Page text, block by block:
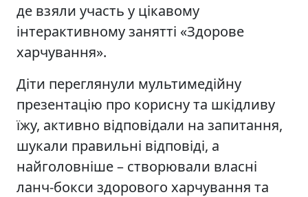
де взяли участь у цікавому
інтерактивному занятті «Здорове
харчування».
Діти переглянули мультимедійну
презентацію про корисну та шкідливу
їжу, активно відповідали на запитання,
шукали правильні відповіді, а
найголовніше – створювали власні
ланч-бокси здорового харчування та